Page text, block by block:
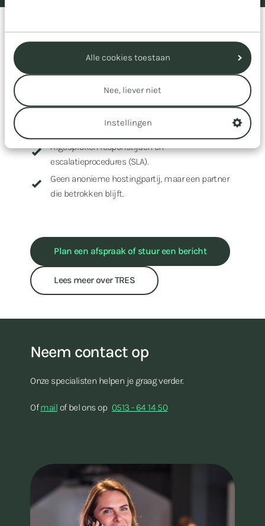
Alle cookies toestaan
Nee, liever niet
Instellingen
Wat maakt TRES onderscheidend?
omgeving van binnen en buiten kent.
Afgesproken responstijden en
escalatieprocedures (SLA).
Geen anonieme hostingpartij, maar een partner
die betrokken blijft.
Plan een afspraak of stuur een bericht
Lees meer over TRES
Neem contact op
Onze specialisten helpen je graag verder.
Ofmail of bel ons op 0513 - 64 14 50